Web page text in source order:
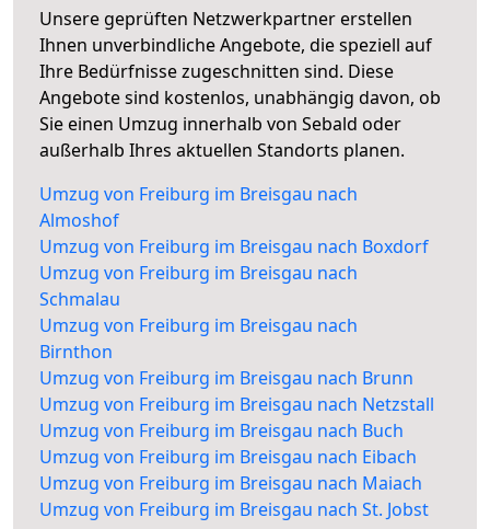
Unsere geprüften Netzwerkpartner erstellen
Ihnen unverbindliche Angebote, die speziell auf
Ihre Bedürfnisse zugeschnitten sind. Diese
Angebote sind kostenlos, unabhängig davon, ob
Sie einen Umzug innerhalb von Sebald oder
außerhalb Ihres aktuellen Standorts planen.
Umzug von Freiburg im Breisgau nach
Almoshof
Umzug von Freiburg im Breisgau nach Boxdorf
Umzug von Freiburg im Breisgau nach
Schmalau
Umzug von Freiburg im Breisgau nach
Birnthon
Umzug von Freiburg im Breisgau nach Brunn
Umzug von Freiburg im Breisgau nach Netzstall
Umzug von Freiburg im Breisgau nach Buch
Umzug von Freiburg im Breisgau nach Eibach
Umzug von Freiburg im Breisgau nach Maiach
Umzug von Freiburg im Breisgau nach St. Jobst